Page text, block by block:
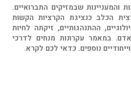
והמעניינות שבמזיקים התברואיים.
הכלב כנציגת הקרציות הקשות
ההתנהגותיים, זיקתה לחיות
במאמר עקרונות מנחים לדרכי
וייחודיים נוספים. כדאי לכם לקרא.